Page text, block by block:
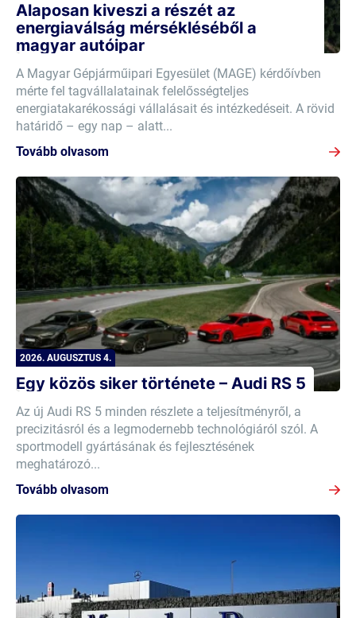
Alaposan kiveszi a részét az
energiaválság mérsékléséből a
magyar autóipar
A Magyar Gépjárműipari Egyesület (MAGE) kérdőívben
mérte fel tagvállalatainak felelősségteljes
energiatakarékossági vállalásait és intézkedéseit. A rövid
határidő – egy nap – alatt...
Tovább olvasom
2026. AUGUSZTUS 4.
Egy közös siker története – Audi RS 5
Az új Audi RS 5 minden részlete a teljesítményről, a
precizitásról és a legmodernebb technológiáról szól. A
sportmodell gyártásának és fejlesztésének
meghatározó...
Tovább olvasom